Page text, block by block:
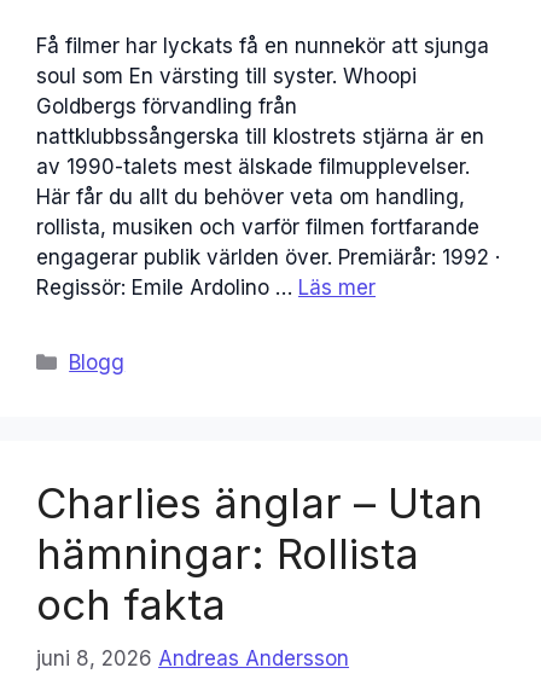
Få filmer har lyckats få en nunnekör att sjunga
soul som En värsting till syster. Whoopi
Goldbergs förvandling från
nattklubbssångerska till klostrets stjärna är en
av 1990-talets mest älskade filmupplevelser.
Här får du allt du behöver veta om handling,
rollista, musiken och varför filmen fortfarande
engagerar publik världen över. Premiärår: 1992 ·
Regissör: Emile Ardolino … Läs mer
Kategorier
Blogg
Charlies änglar – Utan
hämningar: Rollista
och fakta
juni 8, 2026 Andreas Andersson